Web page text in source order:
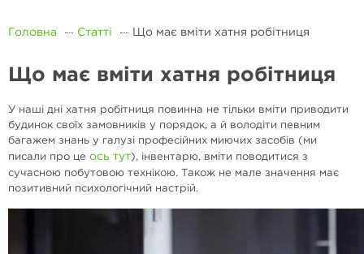
Головна Статті Що має вміти хатня робітниця
Що має вміти хатня робітниця
У наші дні хатня робітниця повинна не тільки вміти приводити
будинок своїх замовників у порядок, а й володіти певним
багажем знань у галузі професійних миючих засобів (ми
писали про це ось тут), інвентарю, вміти поводитися з
сучасною побутовою технікою. Також не мале значення має
позитивний психологічний настрій.